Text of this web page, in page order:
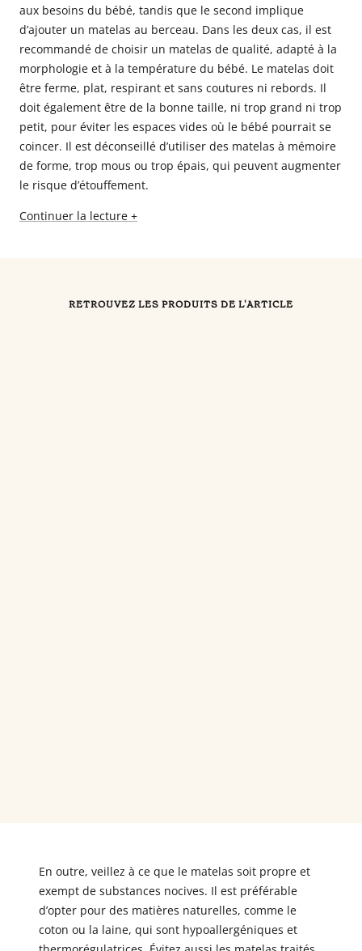
aux besoins du bébé, tandis que le second implique
d’ajouter un matelas au berceau. Dans les deux cas, il est
recommandé de choisir un matelas de qualité, adapté à la
morphologie et à la température du bébé. Le matelas doit
être ferme, plat, respirant et sans coutures ni rebords. Il
doit également être de la bonne taille, ni trop grand ni trop
petit, pour éviter les espaces vides où le bébé pourrait se
coincer. Il est déconseillé d’utiliser des matelas à mémoire
de forme, trop mous ou trop épais, qui peuvent augmenter
le risque d’étouffement.
Continuer la lecture +
RETROUVEZ LES PRODUITS DE L'ARTICLE
En outre, veillez à ce que le matelas soit propre et
exempt de substances nocives. Il est préférable
d’opter pour des matières naturelles, comme le
coton ou la laine, qui sont hypoallergéniques et